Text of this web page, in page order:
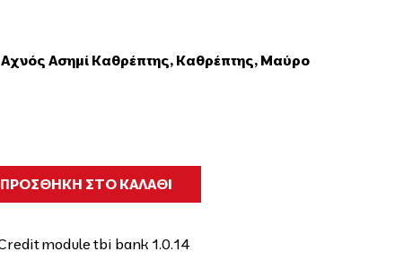
Αχνός Ασημί Καθρέπτης, Καθρέπτης, Μαύρο
ΠΡΟΣΘΗΚΗ ΣΤΟ ΚΑΛΑΘΙ